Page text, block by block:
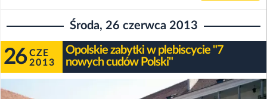
Środa, 26 czerwca 2013
26 CZE
2013
Opolskie zabytki w plebiscycie "7
nowych cudów Polski"